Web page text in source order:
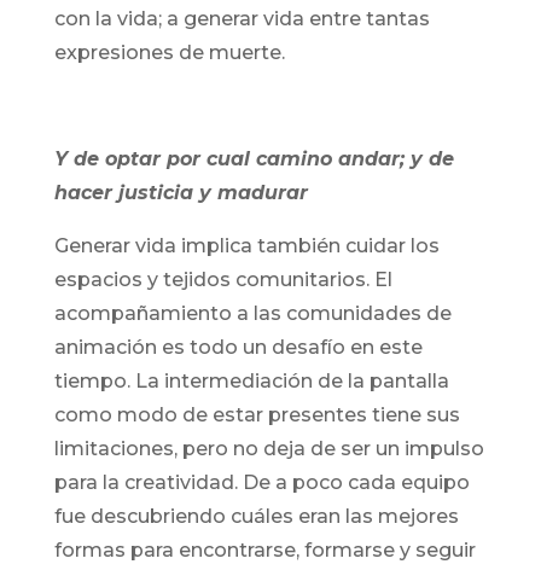
con la vida; a generar vida entre tantas
expresiones de muerte.
Y de optar por cual camino andar; y de
hacer justicia y madurar
Generar vida implica también cuidar los
espacios y tejidos comunitarios. El
acompañamiento a las comunidades de
animación es todo un desafío en este
tiempo. La intermediación de la pantalla
como modo de estar presentes tiene sus
limitaciones, pero no deja de ser un impulso
para la creatividad. De a poco cada equipo
fue descubriendo cuáles eran las mejores
formas para encontrarse, formarse y seguir